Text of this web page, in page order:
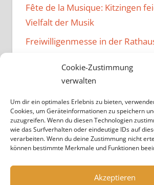
Cookie-Zustimmung
verwalten
Um dir ein optimales Erlebnis zu bieten,
Cookies, um Geräteinformationen zu speichern
zuzugreifen. Wenn du diesen Technologien
wie das Surfverhalten oder eindeutige IDs auf
verarbeiten. Wenn du deine Zustimmung nicht
können bestimmte Merkmale und Funktionen
Akzeptieren
Fête de la Musique: Kitzingen
Vielfalt der Musik
Freiwilligenmesse in der
Bürgerzentrum
Bürgerzentrum
Projekt „Brandheiß“ endet